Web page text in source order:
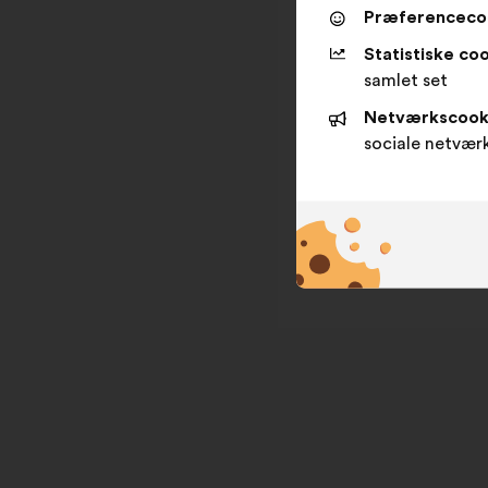
Statistiske
samlet set
sociale